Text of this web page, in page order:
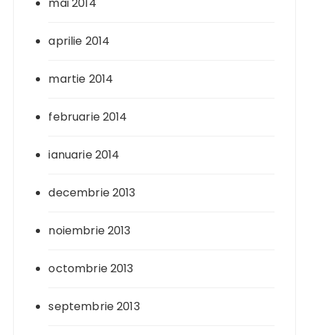
aprilie 2014
martie 2014
februarie 2014
ianuarie 2014
decembrie 2013
noiembrie 2013
octombrie 2013
septembrie 2013